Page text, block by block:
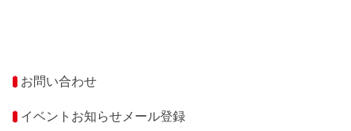
お問い合わせ
イベントお知らせメール登録